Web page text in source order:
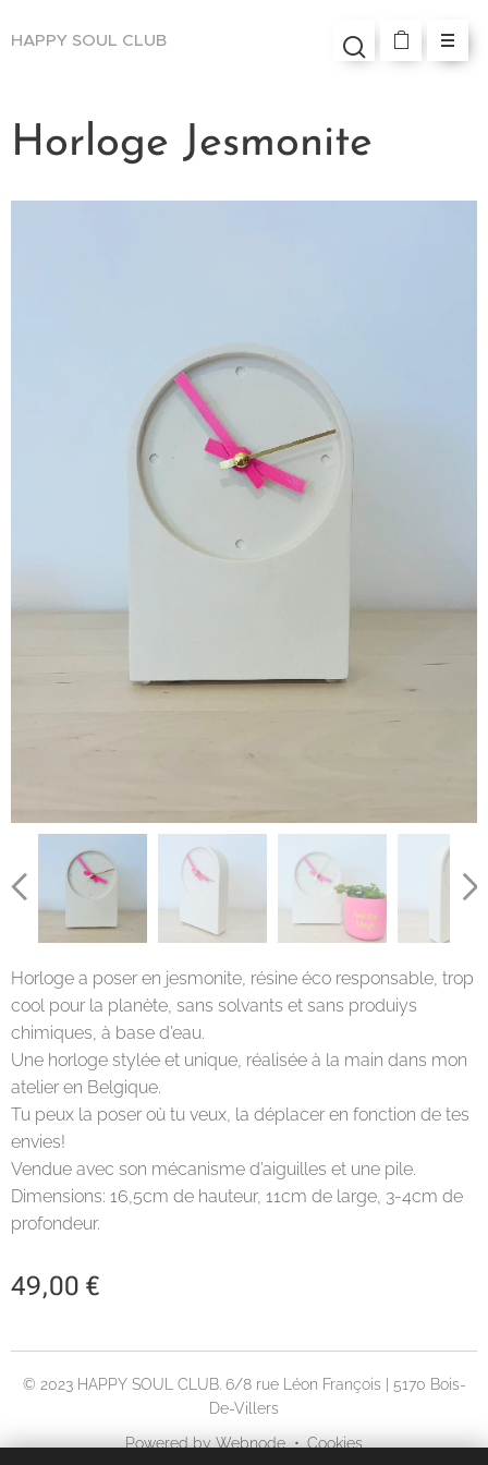
HAPPY SOUL CLUB
Horloge Jesmonite
Horloge a poser en jesmonite, résine éco responsable, trop
cool pour la planète, sans solvants et sans produiys
chimiques, à base d’eau.
Une horloge stylée et unique, réalisée à la main dans mon
atelier en Belgique.
Tu peux la poser où tu veux, la déplacer en fonction de tes
envies!
Vendue avec son mécanisme d’aiguilles et une pile.
Dimensions: 16,5cm de hauteur, 11cm de large, 3-4cm de
profondeur.
49,00 €
© 2023 HAPPY SOUL CLUB. 6/8 rue Léon François | 5170 Bois-
De-Villers
Powered by Webnode Cookies